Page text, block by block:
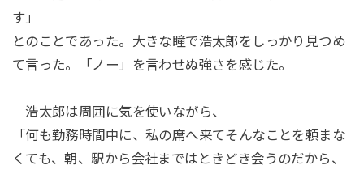
す」
とのことであった。大きな瞳で浩太郎をしっかり見つめ
て言った。「ノー」を言わせぬ強さを感じた。
浩太郎は周囲に気を使いながら、
「何も勤務時間中に、私の席へ来てそんなことを頼まな
くても、朝、駅から会社まではときどき会うのだから、